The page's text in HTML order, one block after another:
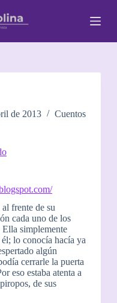
de 2013 Cuentos
frente de su
cada uno de los
Ella simplemente
lo conocía hacía ya
algún
cerrarle la puerta
eso estaba atenta a
de sus